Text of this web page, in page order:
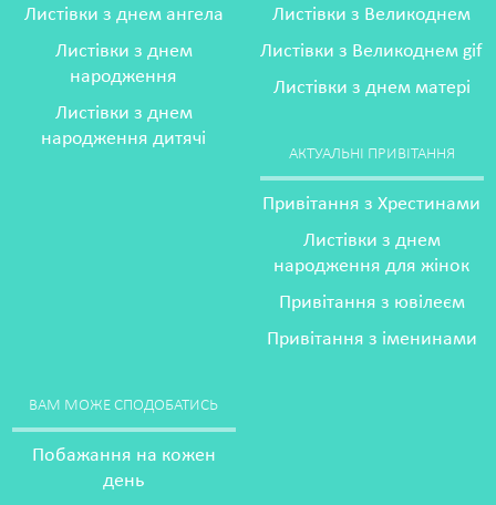
Листівки з днем ангела
Листівки з днем
народження
Листівки з днем
народження дитячі
Листівки з Великоднем
Листівки з Великоднем gif
Листівки з днем матері
АКТУАЛЬНІ ПРИВІТАННЯ
Привітання з Хрестинами
Листівки з днем
народження для жінок
Привітання з ювілеєм
Привітання з іменинами
ВАМ МОЖЕ СПОДОБАТИСЬ
Побажання на кожен
день